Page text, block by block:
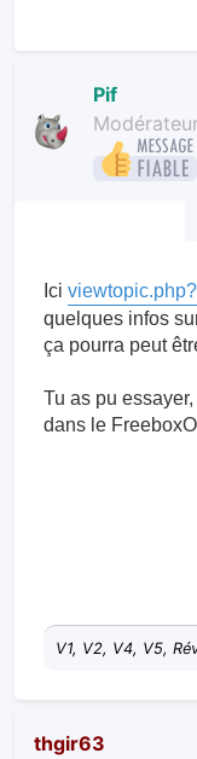
Pif
Ici
quelques infos
ça pourra peut
Tu as pu
dans le
V1, V2, V4, V5,
thgir63